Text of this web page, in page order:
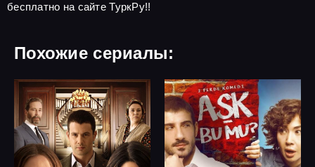
бесплатно на сайте ТуркРу!!
Похожие сериалы: